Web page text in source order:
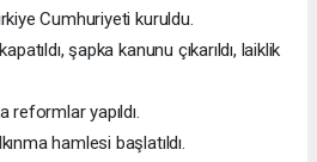
Cumhuriyeti kuruldu.
şapka kanunu çıkarıldı, laiklik
reformlar yapıldı.
hamlesi başlatıldı.